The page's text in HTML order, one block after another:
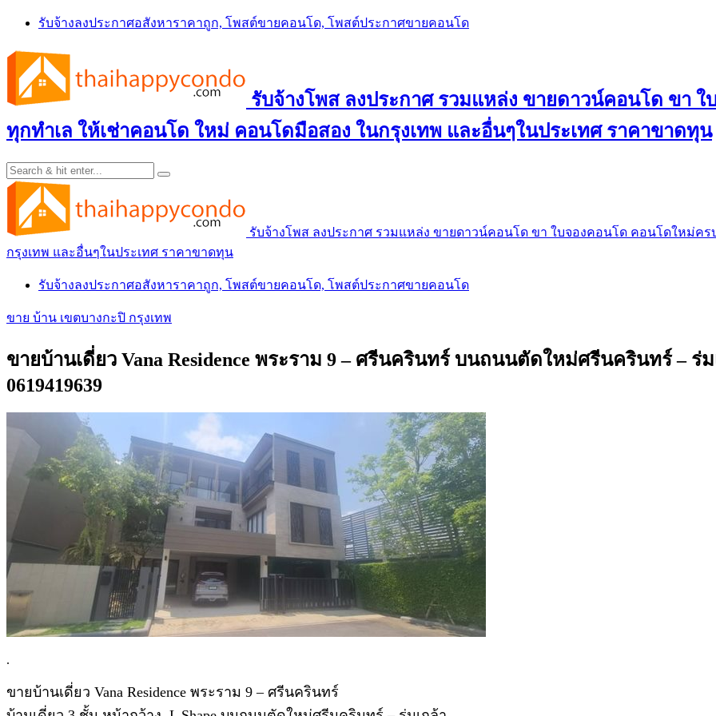
Skip
content
รับจ้างลงประกาศอสังหาราคาถูก, โพสต์ขายคอนโด, โพสต์ประกาศขายคอนโด
รับจ้างโพส ลงประกาศ รวมแหล่ง ขายดาวน์คอนโด ขา
ทุกทำเล ให้เช่าคอนโด ใหม่ คอนโดมือสอง ในกรุงเทพ และอื่นๆในประเทศ ราคาขาดทุน
รับจ้างโพส ลงประกาศ รวมแหล่ง ขายดาวน์คอนโด ขา ใบจองคอนโด คอนโดใหม่ค
กรุงเทพ และอื่นๆในประเทศ ราคาขาดทุน
รับจ้างลงประกาศอสังหาราคาถูก, โพสต์ขายคอนโด, โพสต์ประกาศขายคอนโด
ขาย บ้าน เขตบางกะปิ กรุงเทพ
ขายบ้านเดี่ยว Vana Residence พระราม 9 – ศรีนครินทร์ บนถนนตัดใหม่ศรีนครินทร์ – ร่
0619419639
.
ขายบ้านเดี่ยว Vana Residence พระราม 9 – ศรีนครินทร์